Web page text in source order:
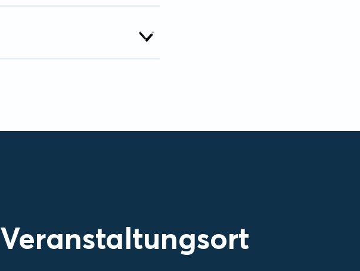
Veranstaltungsort